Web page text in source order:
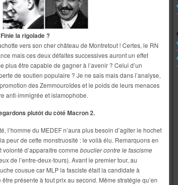
Finie la rigolade ?
vers son cher château de Montretout ! Certes, le RN
mais ces deux défaites successives auront un effet
plus être capable de gagner à l’avenir ? Celui d’un
de soutien populaire ? Je ne sais mais dans l’analyse,
des Zemmouroïdes et le poids de leurs menaces
anti-immigrée et islamophobe.
plutôt du côté Macron 2.
l’homme du MEDEF n’aura plus besoin d’agiter le hochet
peur de cette monstruosité : le voilà élu. Remarquons en
d’apparaître comme bouclier contre le fascisme
de l’entre-deux-tours). Avant le premier tour, au
cousue car MLP la fasciste était la candidate à
présente à tout prix au second. Même stratégie qu’en